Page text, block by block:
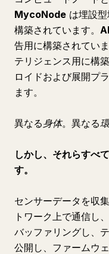
MycoNode は埋設
構築されています。
告用に構築されていま
テリジェンス用に構
ロイドおよび展開プ
ます。
異なる身体。異なる
しかし、それらすべ
す。
センサーデータを収
トワーク上で通信し
バッファリングし、
公開し、ファームウ